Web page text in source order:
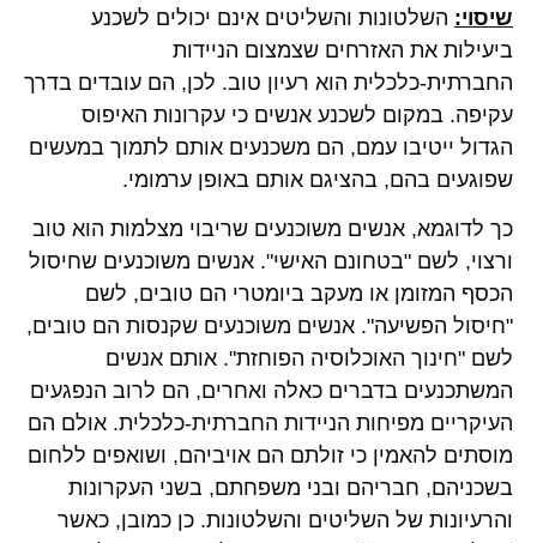
שיסוי: השלטונות והשליטים אינם יכולים לשכנע
ביעילות את האזרחים שצמצום הניידות
החברתית-כלכלית הוא רעיון טוב. לכן, הם עובדים בדרך
עקיפה. במקום לשכנע אנשים כי עקרונות האיפוס
הגדול ייטיבו עמם, הם משכנעים אותם לתמוך במעשים
שפוגעים בהם, בהציגם אותם באופן ערמומי.
כך לדוגמא, אנשים משוכנעים שריבוי מצלמות הוא טוב
ורצוי, לשם "בטחונם האישי". אנשים משוכנעים שחיסול
הכסף המזומן או מעקב ביומטרי הם טובים, לשם
"חיסול הפשיעה". אנשים משוכנעים שקנסות הם טובים,
לשם "חינוך האוכלוסיה הפוחזת". אותם אנשים
המשתכנעים בדברים כאלה ואחרים, הם לרוב הנפגעים
העיקריים מפיחות הניידות החברתית-כלכלית. אולם הם
מוסתים להאמין כי זולתם הם אויביהם, ושואפים ללחום
בשכניהם, חבריהם ובני משפחתם, בשני העקרונות
והרעיונות של השליטים והשלטונות. כן כמובן, כאשר